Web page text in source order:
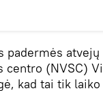
padermės
centro (NVSC)
kad tai tik